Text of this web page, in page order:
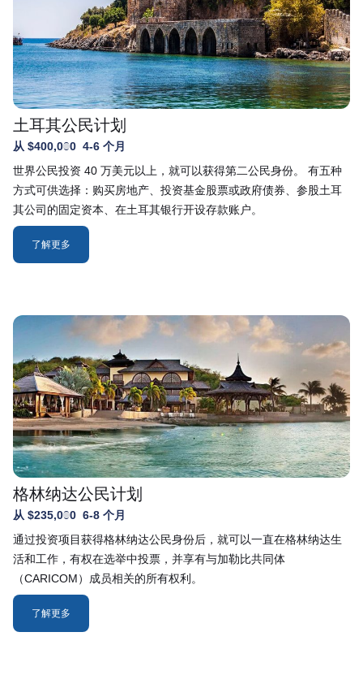
土耳其公民计划
从 $400,000 4-6 个月
世界公民投资 40 万美元以上，就可以获得第二公民身份。 有五种
方式可供选择：购买房地产、投资基金股票或政府债券、参股土耳
其公司的固定资本、在土耳其银行开设存款账户。
了解更多
格林纳达公民计划
从 $235,000 6-8 个月
通过投资项目获得格林纳达公民身份后，就可以一直在格林纳达生
活和工作，有权在选举中投票，并享有与加勒比共同体
（CARICOM）成员相关的所有权利。
了解更多